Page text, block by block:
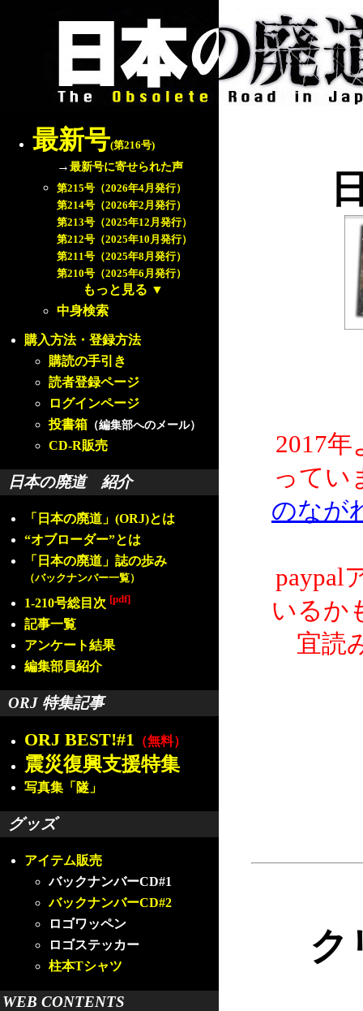
最新号(第216号)
→最新号に寄せられた声
第215号（2026年4月発行）
第214号（2026年2月発行）
第213号（2025年12月発行）
第212号（2025年10月発行）
第211号（2025年8月発行）
第210号（2025年6月発行）
もっと見る ▼
中身検索
購入方法・登録方法
購読の手引き
読者登録ページ
ログインページ
投書箱 （編集部へのメール）
CD-R販売
日本の廃道 紹介
「日本の廃道」(ORJ)とは
“オブローダー”とは
「日本の廃道」誌の歩み
（バックナンバー一覧）
1-210号総目次 [pdf]
記事一覧
アンケート結果
編集部員紹介
ORJ 特集記事
ORJ BEST!#1 （無料）
震災復興支援特集
写真集「隧」
グッズ
アイテム販売
バックナンバーCD#1
バックナンバーCD#2
ロゴワッペン
ロゴステッカー
柱本Tシャツ
WEB CONTENTS
2017
ってい
のなが
paypal
いるか
宜読
ク